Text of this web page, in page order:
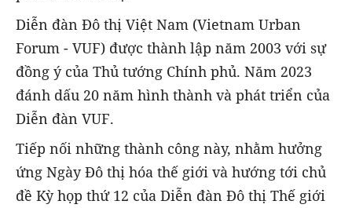
Diễn đàn Đô thị Việt Nam (Vietnam Urban
Forum - VUF) được thành lập năm 2003 với sự
đồng ý của Thủ tướng Chính phủ. Năm 2023
đánh dấu 20 năm hình thành và phát triển của
Diễn đàn VUF.
Tiếp nối những thành công này, nhằm hưởng
ứng Ngày Đô thị hóa thế giới và hướng tới chủ
đề Kỳ họp thứ 12 của Diễn đàn Đô thị Thế giới